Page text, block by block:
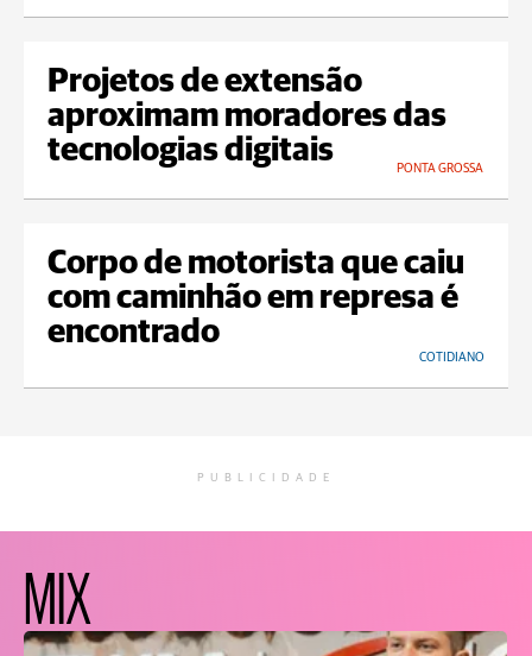
Projetos de extensão
aproximam moradores das
tecnologias digitais
PONTA GROSSA
Corpo de motorista que caiu
com caminhão em represa é
encontrado
COTIDIANO
PUBLICIDADE
MIX